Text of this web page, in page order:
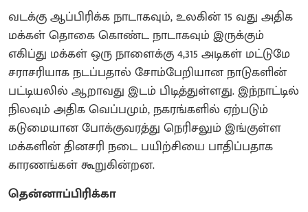
வடக்கு ஆப்பிரிக்க நாடாகவும், உலகின் 15 வது அதிக
மக்கள் தொகை கொண்ட நாடாகவும் இருக்கும்
எகிப்து மக்கள் ஒரு நாளைக்கு 4,315 அடிகள் மட்டுமே
சராசரியாக நடப்பதால் சோம்பேறியான நாடுகளின்
பட்டியலில் ஆறாவது இடம் பிடித்துள்ளது. இந்நாட்டில்
நிலவும் அதிக வெப்பமும், நகரங்களில் ஏற்படும்
கடுமையான போக்குவரத்து நெரிசலும் இங்குள்ள
மக்களின் தினசரி நடை பயிற்சியை பாதிப்பதாக
காரணங்கள் கூறுகின்றன.
தென்னாப்பிரிக்கா